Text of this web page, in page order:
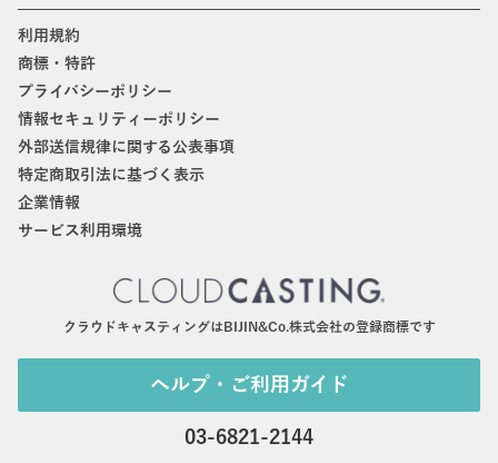
利用規約
商標・特許
プライバシーポリシー
情報セキュリティーポリシー
外部送信規律に関する公表事項
特定商取引法に基づく表示
企業情報
サービス利用環境
クラウドキャスティングはBIJIN&Co.株式会社の登録商標です
ヘルプ・ご利用ガイド
03-6821-2144